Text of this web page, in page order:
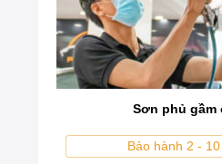
Sơn phủ gầm
Bảo hành 2 -